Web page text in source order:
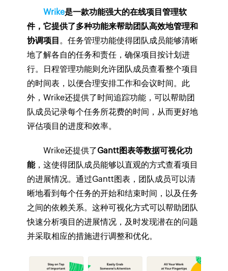
Wrike是一款功能强大的在线项目管理软
件，它提供了多种功能来帮助团队高效地管理和
协调项目 。任务管理功能使得团队成员能够清晰
地了解各自的任务和责任，确保项目按计划进
行。日程管理功能则允许团队成员查看整个项目
的时间表，以便合理安排工作和会议时间。此
外，Wrike还提供了时间追踪功能，可以帮助团
队成员记录每个任务所花费的时间，从而更好地
评估项目的进度和效率。
Wrike还提供了Gantt图表等数据可视化功
能，这使得团队成员能够以直观的方式查看项目
的进展情况。通过Gantt图表，团队成员可以清
晰地看到每个任务的开始和结束时间，以及任务
之间的依赖关系。这种可视化方式可以帮助团队
快速分析项目的进展情况，及时发现潜在的问题
并采取相应的措施进行调整和优化。